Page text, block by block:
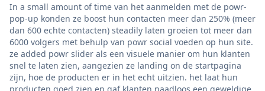
In a small amount of time van het aanmelden met de powr-
pop-up konden ze boost hun contacten meer dan 250% (meer
dan 600 echte contacten) steadily laten groeien tot meer dan
6000 volgers met behulp van powr social voeden op hun site.
ze added powr slider als een visuele manier om hun klanten
snel te laten zien, aangezien ze landing on de startpagina
zijn, hoe de producten er in het echt uitzien. het laat hun
producten goed zien en gaf klanten naadloos een geweldige